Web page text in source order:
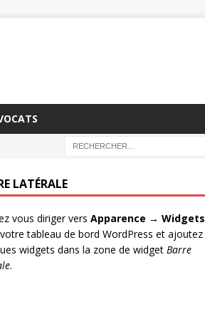
LATÉRALE
vous diriger vers Apparence → Widgets
tableau de bord WordPress et ajoutez
widgets dans la zone de widget Barre
.